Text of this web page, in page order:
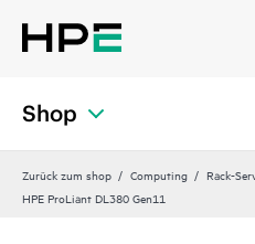
Shop
Zurück zum shop Computing Rack-
HPE ProLiant DL380 Gen11